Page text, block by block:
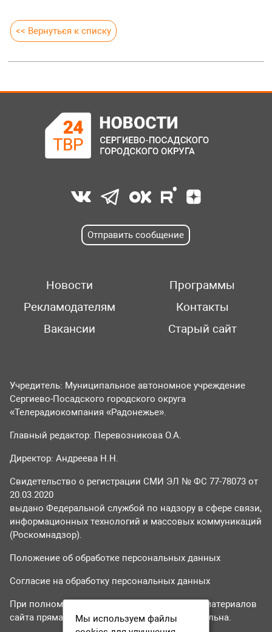
<< Вернуться к списку
Отправить сообщение
Новости
Программы
Рекламодателям
Контакты
Вакансии
Старый сайт
Учредитель: Муниципальное автономное учреждение
Сергиево-Посадского городского округа
«Телерадиокомпания «Радонежье».
Главный редактор: Перевозникова О.А.
Директор: Андреева Н.Н.
Свидетельство о регистрации СМИ ЭЛ № ФС 77-78073 от
20.03.2020
выдано Федеральной службой по надзору в сфере связи,
информационных технологий и массовых коммуникаций
(Роскомнадзор).
Положение об обработке персональных данных
Согласие на обработку персональных данных
При полном или частичном использовании материалов
сайта прямая гиперссылка на tvr24.tv обязательна.
Мы используем файлы